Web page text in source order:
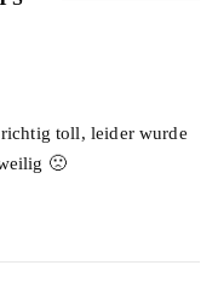
toll, leider wurde
🙁